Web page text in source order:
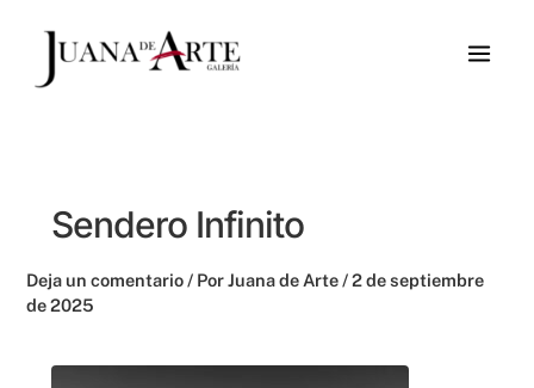
Sendero Infinito
Deja un comentario / PorJuana de Arte/2 de septiembre
de 2025